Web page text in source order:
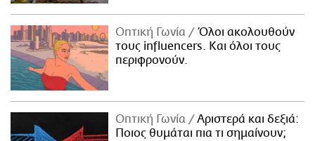
Οπτική Γωνία
Όλοι ακολουθούν
τους influencers. Και όλοι τους
περιφρονούν.
Οπτική Γωνία
Αριστερά και δεξιά:
Ποιος θυμάται πια τι σημαίνουν;